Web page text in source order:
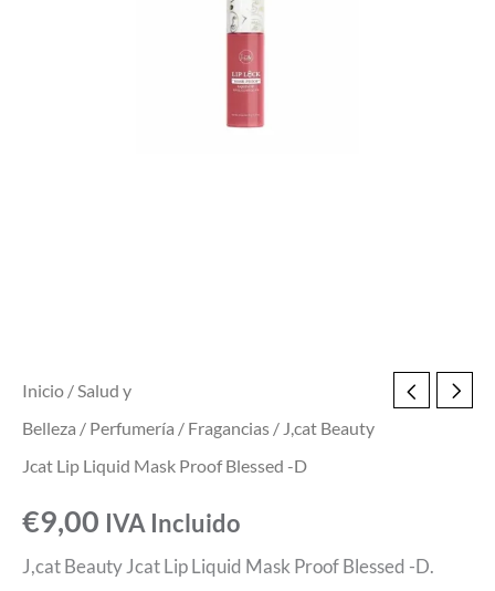
Inicio /Salud y
Belleza / Perfumería / Fragancias / J,cat Beauty
Jcat Lip Liquid Mask Proof Blessed -D
€9,00 IVA Incluido
J,cat Beauty Jcat Lip Liquid Mask Proof Blessed -D.